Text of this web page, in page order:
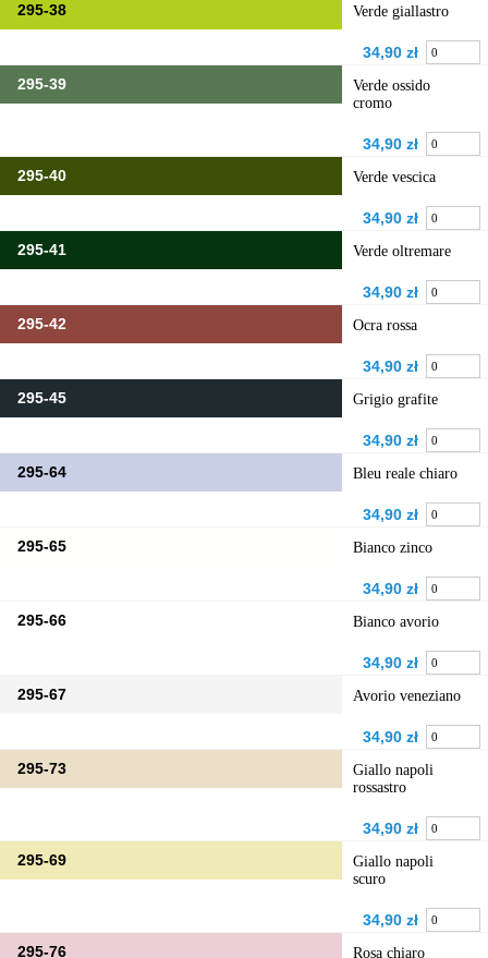
295-38
Verde giallastro
34,90 zł
295-39
Verde ossido
cromo
34,90 zł
295-40
Verde vescica
34,90 zł
295-41
Verde oltremare
34,90 zł
295-42
Ocra rossa
34,90 zł
295-45
Grigio grafite
34,90 zł
295-64
Bleu reale chiaro
34,90 zł
295-65
Bianco zinco
34,90 zł
295-66
Bianco avorio
34,90 zł
295-67
Avorio veneziano
34,90 zł
295-73
Giallo napoli
rossastro
34,90 zł
295-69
Giallo napoli
scuro
34,90 zł
295-76
Rosa chiaro